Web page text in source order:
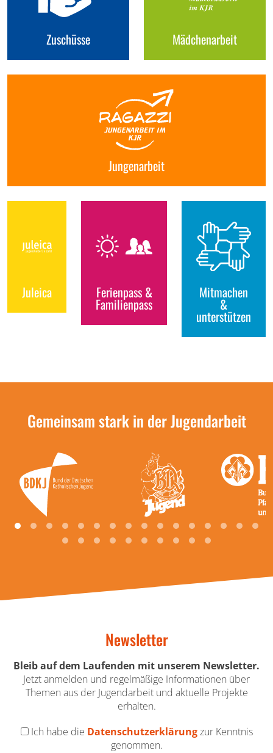
Zuschüsse Mädchenarbeit
Jungenarbeit
Juleica Ferienpass &
Familienpass
Mitmachen
&
unterstützen
Gemeinsam stark in der Jugendarbeit
Newsletter
Bleib auf dem Laufenden mit unserem Newsletter.
Jetzt anmelden und regelmäßige Informationen über
Themen aus der Jugendarbeit und aktuelle Projekte
erhalten.
Ich habe die Datenschutzerklärungzur Kenntnis
genommen.